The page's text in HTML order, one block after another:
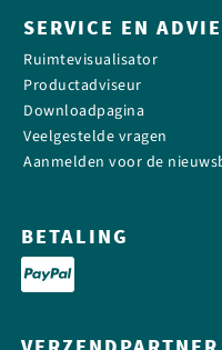
SERVICE EN
Ruimtevisualisator
Productadviseur
Downloadpagina
Veelgestelde vragen
Aanmelden voor de
BETALING